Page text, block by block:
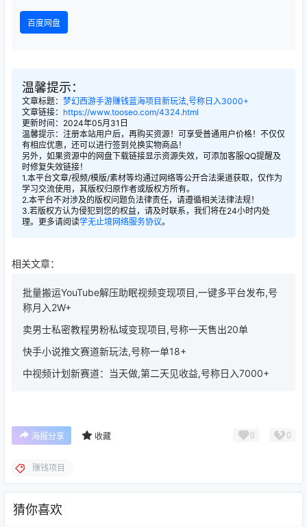
百度网盘
温馨提示：
文章标题： 梦幻西游手游赚钱蓝海项目新玩法,号称日入3000+
文章链接： https://www.tooseo.com/4324.html
更新时间：2024年05月31日
温馨提示：注册本站用户后，再购买资源！可享受普通用户价格！不仅仅
有相应优惠，还可以进行签到兑换实物商品！
另外，如果资源中的网盘下载链接显示资源失效，可添加客服QQ提醒及
时修复失效链接！
1.本平台文章/视频/模版/素材等均通过网络等公开合法渠道获取，仅作为
学习交流使用，其版权归原作者或版权方所有。
2.本平台不对涉及的版权问题负法律责任，请遵循相关法律法规！
3.若版权方认为侵犯到您的权益，请及时联系，我们将在24小时内处
理。更多请阅读学无止境网络服务协议。
相关文章：
批量搬运YouTube解压助眠视频变现项目,一键多平台发布,号
称月入2W+
卖男士私密教程男粉私域变现项目,号称一天售出20单
快手小说推文赛道新玩法,号称一单18+
中视频计划新赛道：当天做,第二天见收益,号称日入7000+
海报分享 收藏 0 0
赚钱项目
猜你喜欢